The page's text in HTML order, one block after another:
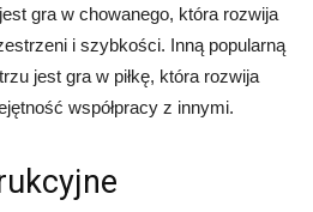
gra w chowanego, która rozwija
i szybkości. Inną popularną
jest gra w piłkę, która rozwija
współpracy z innymi.